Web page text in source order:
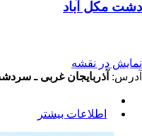
دشت مکل آباد
نمایش در نقشه
آدرس: آذربایجان غربی ـ
اطلاعات بیشتر